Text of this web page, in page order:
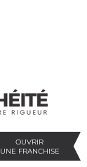
OUVRIR
UNE FRANCHISE